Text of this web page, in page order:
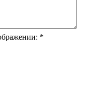
*